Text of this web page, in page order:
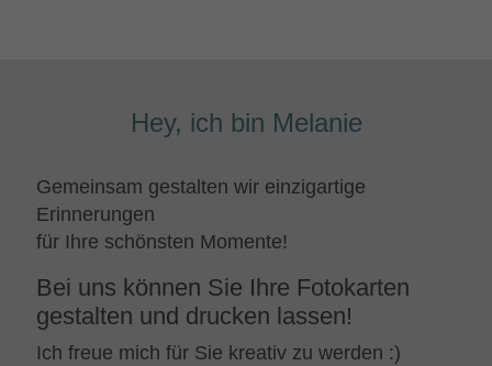
Hey, ich bin Melanie
Gemeinsam gestalten wir einzigartige
Erinnerungen
für Ihre schönsten Momente!
Bei uns können Sie Ihre Fotokarten
gestalten und drucken lassen!
Ich freue mich für Sie kreativ zu werden :)